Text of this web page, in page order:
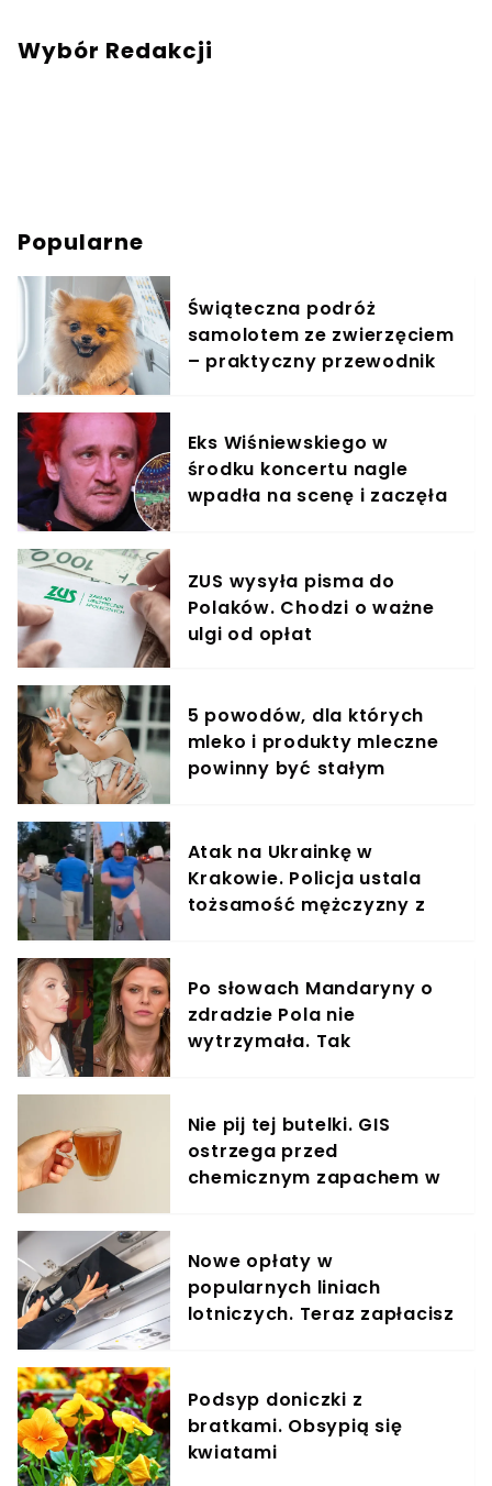
Wybór Redakcji
Popularne
Świąteczna podróż
samolotem ze zwierzęciem
– praktyczny przewodnik
Eks Wiśniewskiego w
środku koncertu nagle
wpadła na scenę i zaczęła
ZUS wysyła pisma do
Polaków. Chodzi o ważne
ulgi od opłat
5 powodów, dla których
mleko i produkty mleczne
powinny być stałym
Atak na Ukrainkę w
Krakowie. Policja ustala
tożsamość mężczyzny z
Po słowach Mandaryny o
zdradzie Pola nie
wytrzymała. Tak
Nie pij tej butelki. GIS
ostrzega przed
chemicznym zapachem w
Nowe opłaty w
popularnych liniach
lotniczych. Teraz zapłacisz
Podsyp doniczki z
bratkami. Obsypią się
kwiatami